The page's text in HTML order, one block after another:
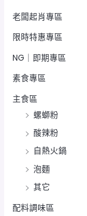
老闆起肖專區
限時特惠專區
NG｜即期專區
素食專區
主食區
螺螄粉
酸辣粉
自熱火鍋
泡麵
其它
配料調味區